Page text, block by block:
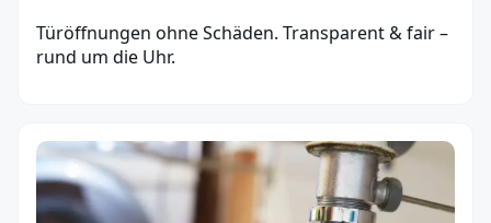
Türöffnungen ohne Schäden. Transparent & fair –
rund um die Uhr.